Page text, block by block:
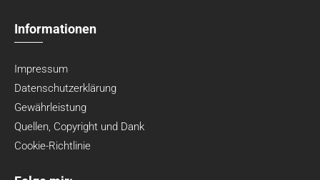
Informationen
Impressum
Datenschutzerklärung
Gewährleistung
Quellen, Copyright und Dank
Cookie-Richtlinie